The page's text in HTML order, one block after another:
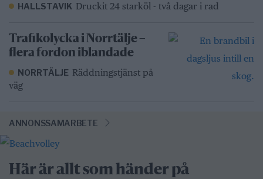
HALLSTAVIK Druckit 24 starköl - två dagar i rad
Trafikolycka i Norrtälje –
flera fordon iblandade
NORRTÄLJE Räddningstjänst på
väg
ANNONSSAMARBETE
Här är allt som händer på